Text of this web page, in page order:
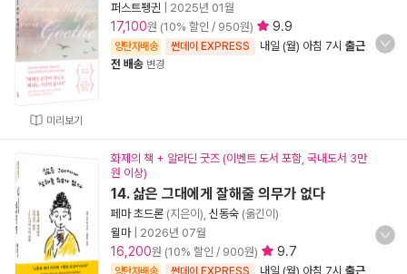
미리보기
퍼스트펭귄
2025년 01월
17,100원 (10% 할인 / 950원) 9.9
양탄자배송 썬데이 EXPRESS 내일 (월) 아침 7시 출근
전 배송 변경
화제의 책 + 알라딘 굿즈 (이벤트 도서 포함, 국내도서 3만
원 이상)
14. 삶은 그대에게 잘해줄 의무가 없다
페마 초드론 (지은이), 신동숙 (옮긴이)
윌마| 2026년 07월
16,200원 (10% 할인 / 900원) 9.7
양탄자배송 썬데이 EXPRESS 내일 (월) 아침 7시 출근